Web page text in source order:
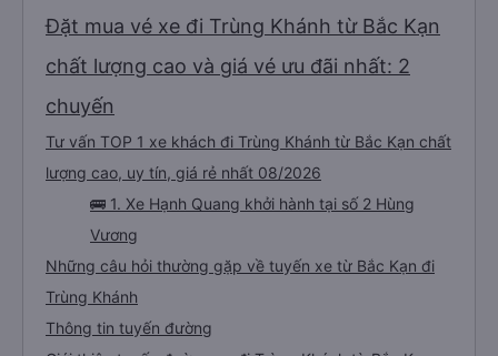
Đặt mua vé xe đi Trùng Khánh từ Bắc Kạn
chất lượng cao và giá vé ưu đãi nhất: 2
chuyến
Tư vấn TOP 1 xe khách đi Trùng Khánh từ Bắc Kạn chất
lượng cao, uy tín, giá rẻ nhất 08/2026
🚌 1. Xe Hạnh Quang khởi hành tại số 2 Hùng
Vương
Những câu hỏi thường gặp về tuyến xe từ Bắc Kạn đi
Trùng Khánh
Thông tin tuyến đường